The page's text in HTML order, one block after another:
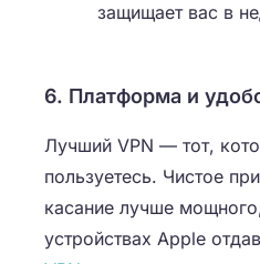
защищает вас в
6. Платформа и
Лучший VPN — тот,
пользуетесь. Чистое
касание лучше
устройствах Apple